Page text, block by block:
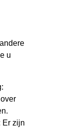
u
Er zijn